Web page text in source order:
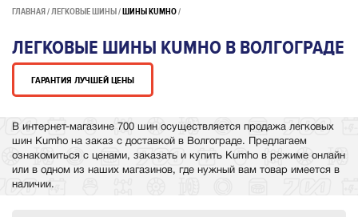
ГЛАВНАЯ ЛЕГКОВЫЕ ШИНЫ ШИНЫ KUMHO
ЛЕГКОВЫЕ ШИНЫ KUMHO В ВОЛГОГРАДЕ
ГАРАНТИЯ ЛУЧШЕЙ ЦЕНЫ
В интернет-магазине 700 шин осуществляется продажа легковых
шин Kumho на заказ с доставкой в Волгограде. Предлагаем
ознакомиться с ценами, заказать и купить Kumho в режиме онлайн
или в одном из наших магазинов, где нужный вам товар имеется в
наличии.